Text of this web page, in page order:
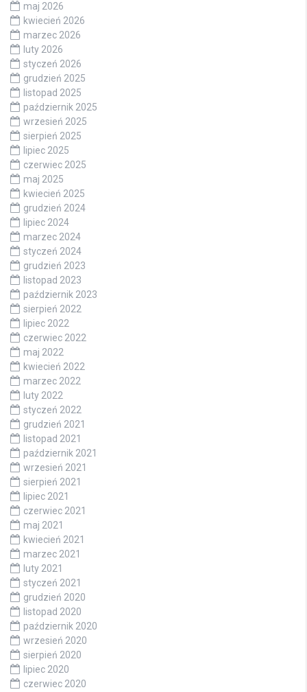
maj 2026
kwiecień 2026
marzec 2026
luty 2026
styczeń 2026
grudzień 2025
listopad 2025
październik 2025
wrzesień 2025
sierpień 2025
lipiec 2025
czerwiec 2025
maj 2025
kwiecień 2025
grudzień 2024
lipiec 2024
marzec 2024
styczeń 2024
grudzień 2023
listopad 2023
październik 2023
sierpień 2022
lipiec 2022
czerwiec 2022
maj 2022
kwiecień 2022
marzec 2022
luty 2022
styczeń 2022
grudzień 2021
listopad 2021
październik 2021
wrzesień 2021
sierpień 2021
lipiec 2021
czerwiec 2021
maj 2021
kwiecień 2021
marzec 2021
luty 2021
styczeń 2021
grudzień 2020
listopad 2020
październik 2020
wrzesień 2020
sierpień 2020
lipiec 2020
czerwiec 2020